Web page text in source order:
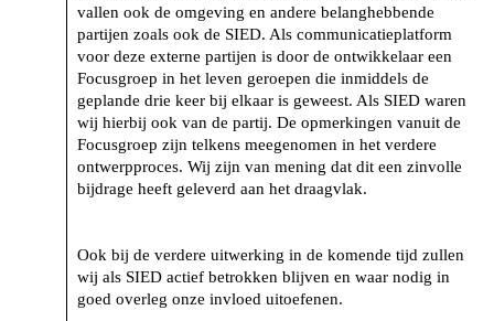
vallen ook de omgeving en andere belanghebbende
partijen zoals ook de SIED. Als communicatieplatform
voor deze externe partijen is door de ontwikkelaar een
Focusgroep in het leven geroepen die inmiddels de
geplande drie keer bij elkaar is geweest. Als SIED waren
wij hierbij ook van de partij. De opmerkingen vanuit de
Focusgroep zijn telkens meegenomen in het verdere
ontwerpproces. Wij zijn van mening dat dit een zinvolle
bijdrage heeft geleverd aan het draagvlak.
Ook bij de verdere uitwerking in de komende tijd zullen
wij als SIED actief betrokken blijven en waar nodig in
goed overleg onze invloed uitoefenen.